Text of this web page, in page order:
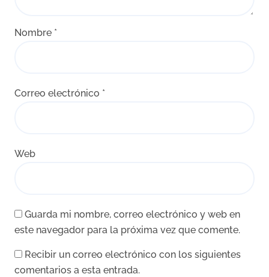
Nombre *
Correo electrónico *
Web
Guarda mi nombre, correo electrónico y web en
este navegador para la próxima vez que comente.
Recibir un correo electrónico con los siguientes
comentarios a esta entrada.